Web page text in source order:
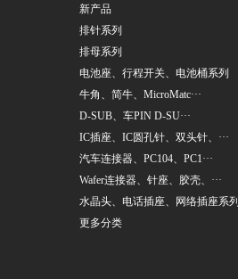
新产品
排针系列
排母系列
电池座、行程开关、电池桶系列
牛角、简牛、MicroMatc···
D-SUB、车PIN D-SU···
IC插座、IC圆孔针、双头针、···
汽车连接器、PC104、PC1···
Wafer连接器、针座、胶壳、···
水晶头、电话插座、网络插座系列
更多分类